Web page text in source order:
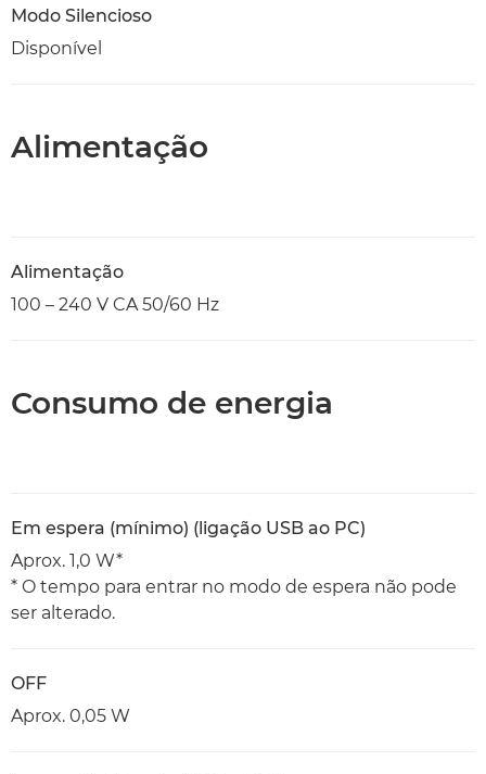
Modo Silencioso
Disponível
Alimentação
Alimentação
100 – 240 V CA 50/60 Hz
Consumo de energia
Em espera (mínimo) (ligação USB ao PC)
Aprox. 1,0 W*
* O tempo para entrar no modo de espera não pode
ser alterado.
OFF
Aprox. 0,05 W